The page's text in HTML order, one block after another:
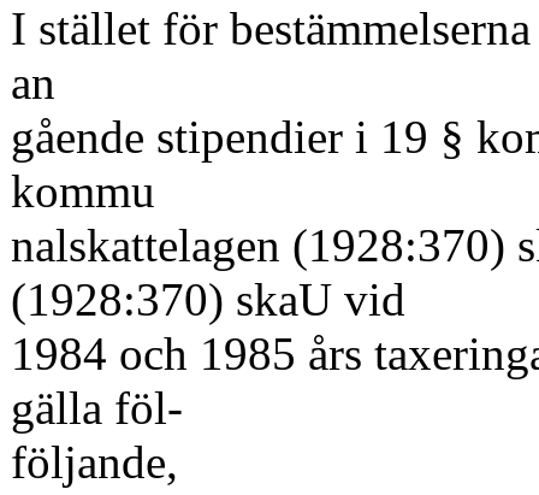
I stället för
an­
gående stipendier i 19 §
kommu­
nalskattelagen (1928:370)
(1928:370) skaU vid
1984 och 1985 års
gälla föl-
följande,